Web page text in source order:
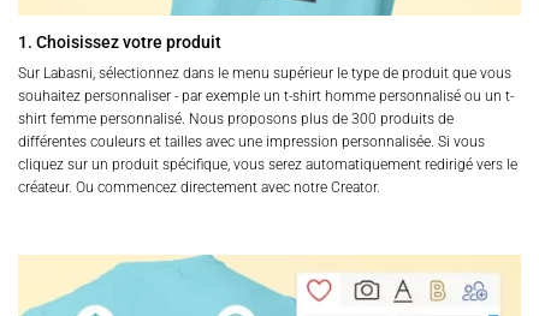
1. Choisissez votre produit
Sur Labasni, sélectionnez dans le menu supérieur le type de produit que vous
souhaitez personnaliser - par exemple un t-shirt homme personnalisé ou un t-
shirt femme personnalisé. Nous proposons plus de 300 produits de
différentes couleurs et tailles avec une impression personnalisée. Si vous
cliquez sur un produit spécifique, vous serez automatiquement redirigé vers le
créateur. Ou commencez directement avec notre Creator.